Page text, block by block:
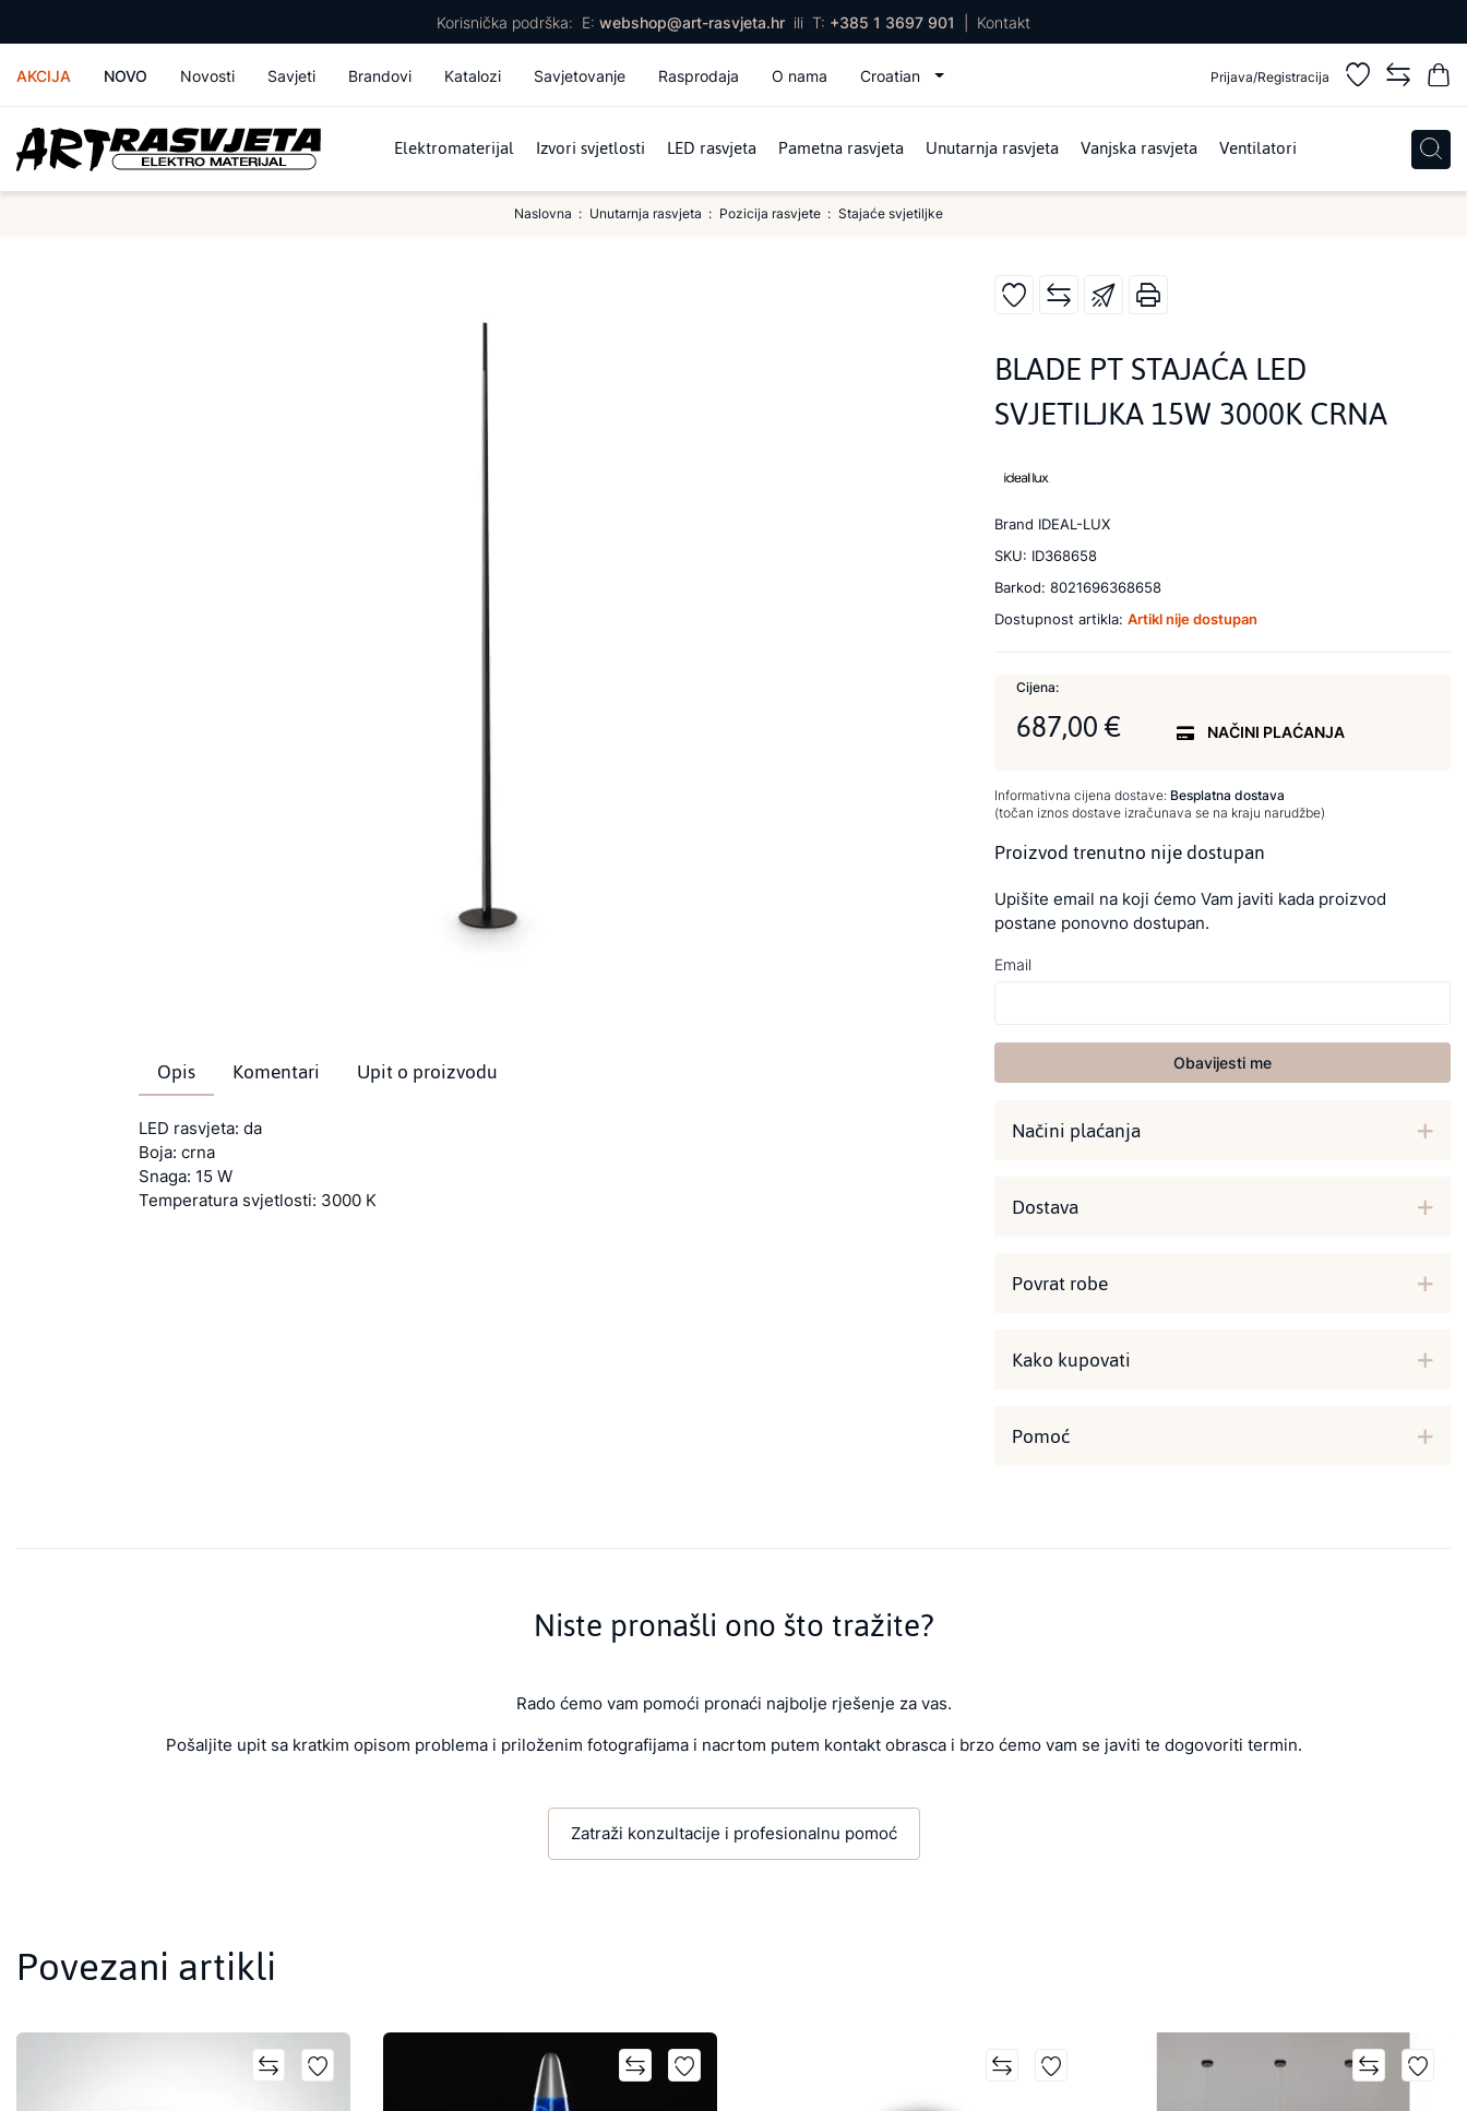
Korisnička podrška: E: webshop@art-rasvjeta.hr ili T: +385 1 3697 901 Kontakt
AKCIJA NOVO Novosti Savjeti Brandovi Katalozi Savjetovanje Rasprodaja O nama Croatian Prijava/Registracija
Elektromaterijal Izvori svjetlosti LED rasvjeta Pametna rasvjeta Unutarnja rasvjeta Vanjska rasvjeta Ventilatori
Naslovna Unutarnja rasvjeta Pozicija rasvjete Stajaće svjetiljke
Opis Komentari Upit o proizvodu
LED rasvjeta: da
Boja: crna
Snaga: 15 W
Temperatura svjetlosti: 3000 K
BLADE PT STAJAĆA LED
SVJETILJKA 15W 3000K CRNA
Brand IDEAL-LUX
SKU: ID368658
Barkod: 8021696368658
Dostupnost artikla: Artikl nije dostupan
Cijena:
687,00 € NAČINI PLAĆANJA
Informativna cijena dostave: Besplatna dostava
(točan iznos dostave izračunava se na kraju narudžbe)
Proizvod trenutno nije dostupan
Upišite email na koji ćemo Vam javiti kada proizvod
postane ponovno dostupan.
Email
Obavijesti me
Načini plaćanja
Dostava
Povrat robe
Kako kupovati
Pomoć
Niste pronašli ono što tražite?
Rado ćemo vam pomoći pronaći najbolje rješenje za vas.
Pošaljite upit sa kratkim opisom problema i priloženim fotografijama i nacrtom putem kontakt obrasca i brzo ćemo vam se javiti te dogovoriti termin.
Zatraži konzultacije i profesionalnu pomoć
Povezani artikli